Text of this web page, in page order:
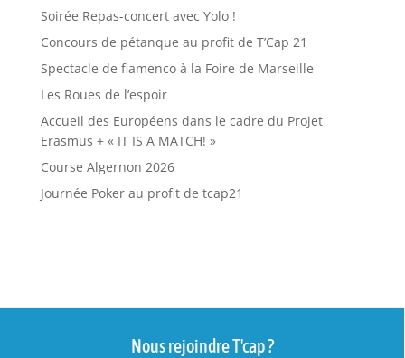
Soirée Repas-concert avec Yolo !
Concours de pétanque au profit de T’Cap 21
Spectacle de flamenco à la Foire de Marseille
Les Roues de l’espoir
Accueil des Européens dans le cadre du Projet
Erasmus + « IT IS A MATCH! »
Course Algernon 2026
Journée Poker au profit de tcap21
Nous rejoindre T'cap ?